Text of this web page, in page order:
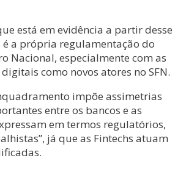
está em evidência a partir desse
é a própria regulamentação do
Nacional, especialmente com as
como novos atores no SFN.
impõe assimetrias
entre os bancos e as
em termos regulatórios,
já que as Fintechs atuam